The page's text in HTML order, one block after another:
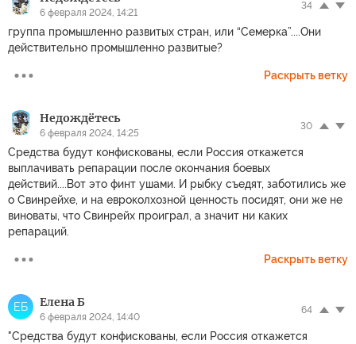
6 февраля 2024, 14:21
34
группа промышленно развитых стран, или “Семерка”....Они
действительно промышленно развитые?
Раскрыть ветку
Недождётесь
6 февраля 2024, 14:25
30
Средства будут конфискованы, если Россия откажется
выплачивать репарации после окончания боевых
действий....Вот это финт ушами. И рыбку съедят, заботились же
о Свинрейхе, и на евроколхозной ценность посидят, они же не
виноваты, что Свинрейх проиграл, а значит ни каких
репараций.
Раскрыть ветку
ЕБ Елена Б
6 февраля 2024, 14:40
64
"Средства будут конфискованы, если Россия откажется